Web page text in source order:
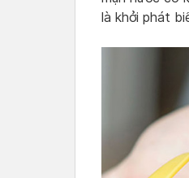
là khởi phát